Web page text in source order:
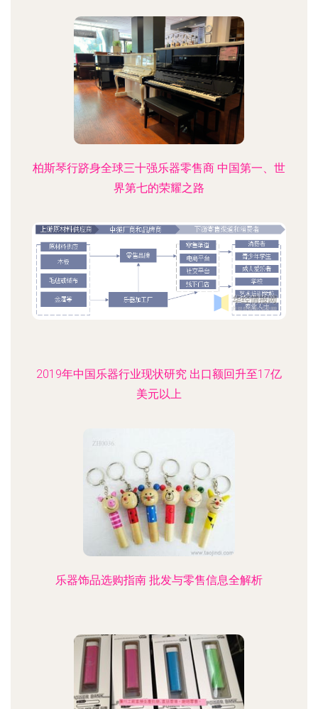
柏斯琴行跻身全球三十强乐器零售商 中国第一、世
界第七的荣耀之路
2019年中国乐器行业现状研究 出口额回升至17亿
美元以上
乐器饰品选购指南 批发与零售信息全解析